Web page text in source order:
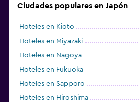
Ciudades populares en Japón
Hoteles en Kioto
Hoteles en Miyazaki
Hoteles en Nagoya
Hoteles en Fukuoka
Hoteles en Sapporo
Hoteles en Hiroshima